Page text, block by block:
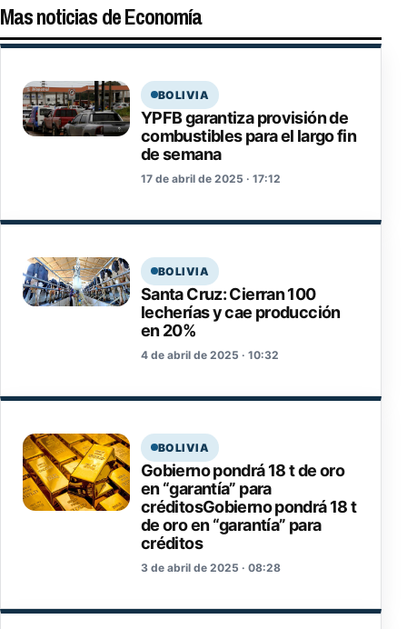
Mas noticias de Economía
BOLIVIA
YPFB garantiza provisión de
combustibles para el largo fin
de semana
17 de abril de 2025 · 17:12
BOLIVIA
Santa Cruz: Cierran 100
lecherías y cae producción
en 20%
4 de abril de 2025 · 10:32
BOLIVIA
Gobierno pondrá 18 t de oro
en “garantía” para
créditosGobierno pondrá 18 t
de oro en “garantía” para
créditos
3 de abril de 2025 · 08:28